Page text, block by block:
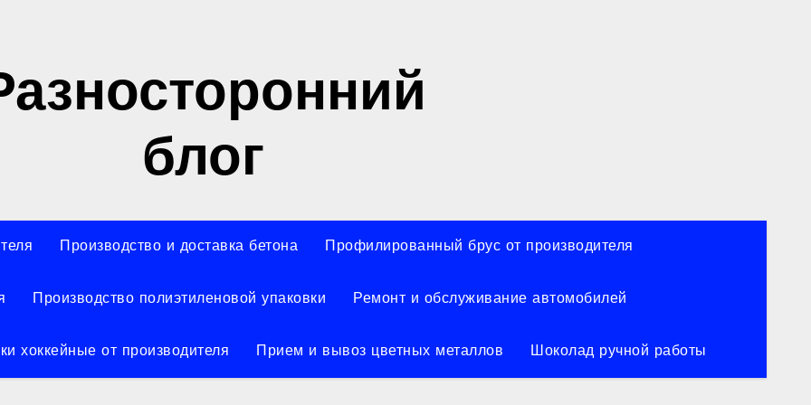
блог
Производство и доставка бетона Профилированный брус от производителя
Производство полиэтиленовой упаковки Ремонт и обслуживание автомобилей
хоккейные от производителя Прием и вывоз цветных металлов Шоколад ручной работы